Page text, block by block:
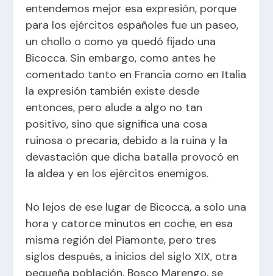
entendemos mejor esa expresión, porque
para los ejércitos españoles fue un paseo,
un chollo o como ya quedó fijado una
Bicocca. Sin embargo, como antes he
comentado tanto en Francia como en Italia
la expresión también existe desde
entonces, pero alude a algo no tan
positivo, sino que significa una cosa
ruinosa o precaria, debido a la ruina y la
devastación que dicha batalla provocó en
la aldea y en los ejércitos enemigos.
No lejos de ese lugar de Bicocca, a solo una
hora y catorce minutos en coche, en esa
misma región del Piamonte, pero tres
siglos después, a inicios del siglo XIX, otra